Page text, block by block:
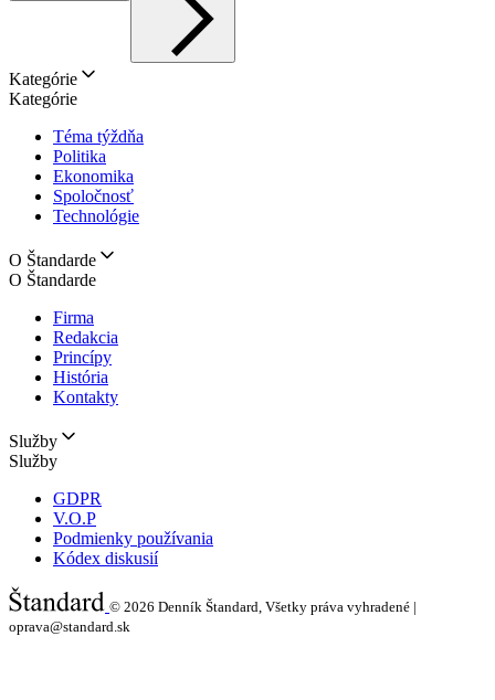
Kategórie
Kategórie
Téma týždňa
Politika
Ekonomika
Spoločnosť
Technológie
O Štandarde
O Štandarde
Firma
Redakcia
Princípy
História
Kontakty
Služby
Služby
GDPR
V.O.P
Podmienky používania
Kódex diskusií
© 2026 Denník Štandard, Všetky práva vyhradené |
oprava@standard.sk